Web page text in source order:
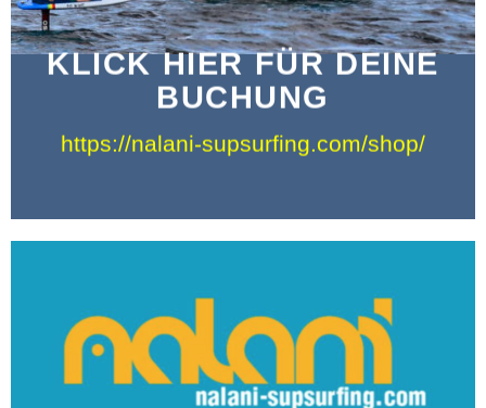
KLICK HIER FÜR DEINE
BUCHUNG
https://nalani-supsurfing.com/shop/